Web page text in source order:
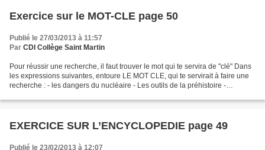
Exercice sur le MOT-CLE page 50
Publié le 27/03/2013 à 11:57
Par CDI Collège Saint Martin
Pour réussir une recherche, il faut trouver le mot qui te servira de "clé" Dans
les expressions suivantes, entoure LE MOT CLE, qui te servirait à faire une
recherche : - les dangers du nucléaire - Les outils de la préhistoire -
EXERCICE SUR L’ENCYCLOPEDIE page 49
Publié le 23/02/2013 à 12:07